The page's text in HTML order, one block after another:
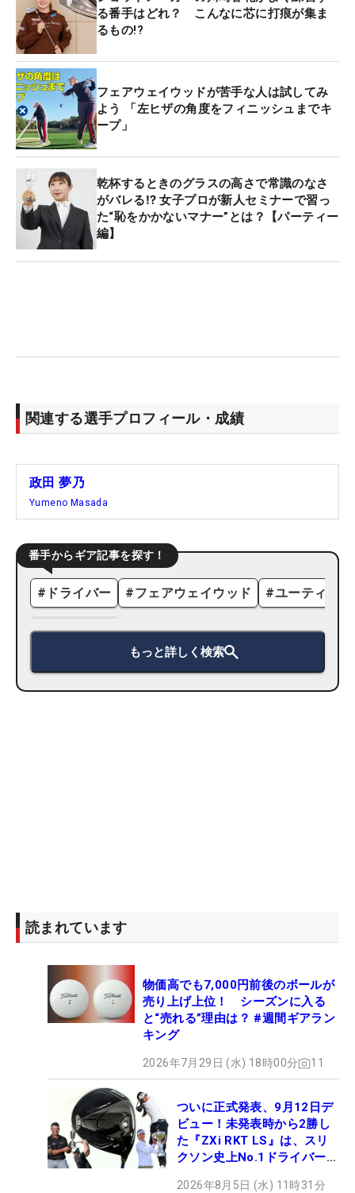
る番手はどれ？ こんなに芯に打痕が集ま
るもの!?
フェアウェイウッドが苦手な人は試してみ
よう 「左ヒザの角度をフィニッシュまでキ
ープ」
乾杯するときのグラスの高さで常識のなさ
がバレる⁉ 女子プロが新人セミナーで習っ
た“恥をかかないマナー”とは？【パーティー
編】
関連する選手プロフィール・成績
政田 夢乃
Yumeno Masada
番手からギア記事を探す！
# ドライバー #フェアウェイウッド #ユーティリ
もっと詳しく検索
読まれています
物価高でも7,000円前後のボールが
売り上げ上位！ シーズンに入る
と“売れる”理由は？ #週間ギアラン
キング
2026年7月29日 (水) 18時00分 11
ついに正式発表、9月12日デ
ビュー！未発表時から2勝し
た『ZXi RKT LS』は、スリ
クソン史上No.1ドライバー!?
2026年8月5日 (水) 11時31分